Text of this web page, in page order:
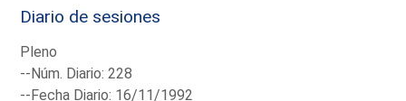
Diario de sesiones
Pleno
--Núm. Diario: 228
--Fecha Diario: 16/11/1992